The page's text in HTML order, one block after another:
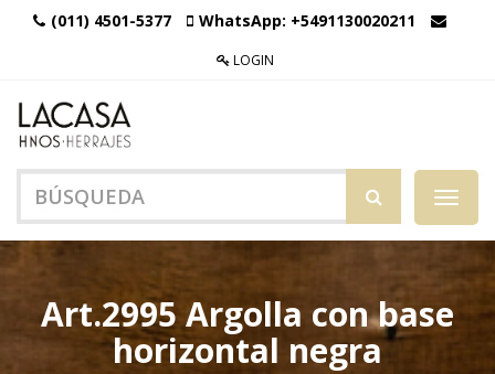
(011) 4501-5377 WhatsApp: +5491130020211
LOGIN
Menú
de
Art.2995 Argolla con base
horizontal negra